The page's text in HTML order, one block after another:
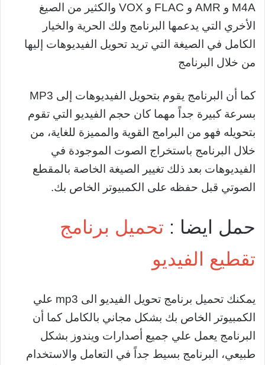
M4A و AMR و FLAC و VOX والكثير من الصيغ
الأخري التي يدعمها البرنامج ولك الحرية والخيار
الكامل في الصيغة التي تريد تحويل الفيديوهات إليها
من خلال البرنامج
كما أن البرنامج يقوم بتحويل الفيديوهات إلى MP3
بسرعة كبيرة جداً مهما كان حجم الفيديو التي تقوم
بتحويله فهو من البرامج القوية والمميزة للغاية، من
خلال البرنامج باستخراج الصوت الموجودة في
الفيديوهات بعد ذلك تغيير الصيغة الخاصة بالمقطع
الصوتي قبل حفظه على الكمبيوتر الخاص بك.
حمل ايضا : تحميل برنامج
تقطيع الفيديو
يمكنك تحميل برنامج تحويل الفيديو الى mp3 علي
الكمبيوتر الخاص بك بشكل مجاني بالكامل كما أن
البرنامج يعمل علي جميع أصدارات ويندوز بشكل
طبيعي، البرنامج بسيط جداً في التعامل والاستخدام